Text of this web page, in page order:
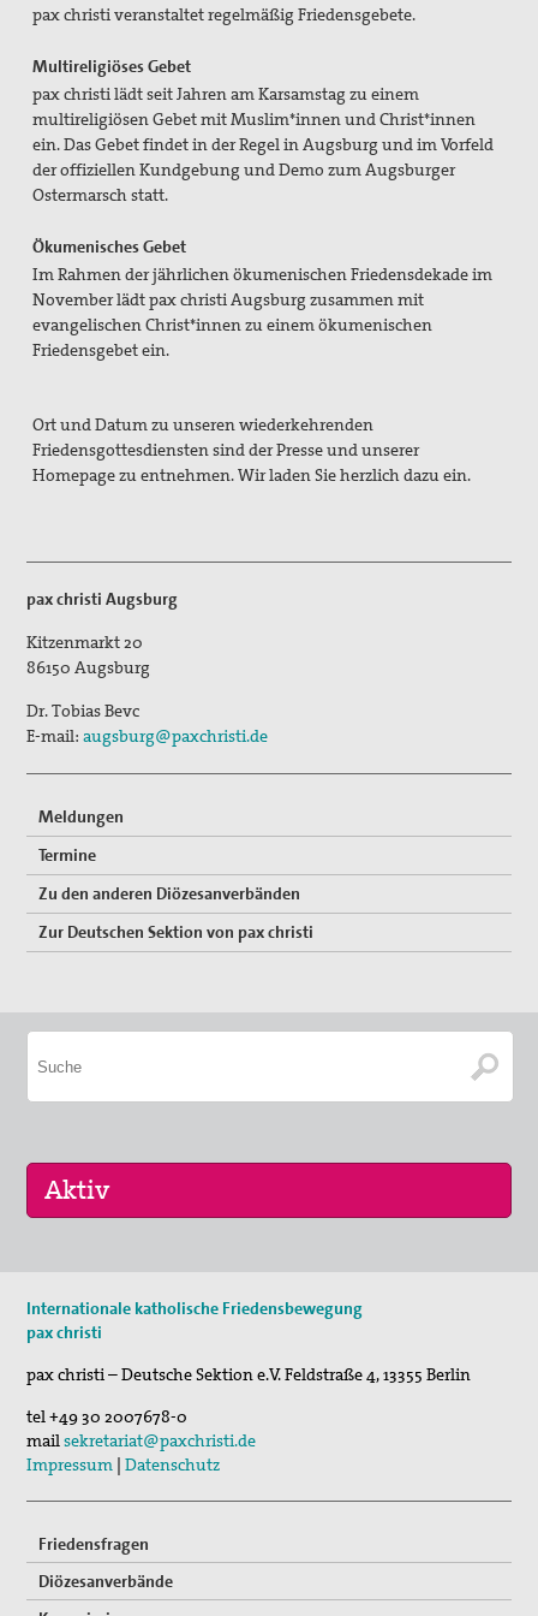
Aktivitäten/ Kampagnen/ Schwerpunkte
Aktion Aufschrei
Den Staat Palästina anerkennen!
Christlich-muslimischer Dialog
KDV Beratung
friedens räume
Leitungsteam
Pädagogisches Konzept
Publikationen
Lobbyarbeit
Spiritualität
Quartalgottesdienst mit pax christi
Ulrichsfriedensgottesdienst
Friedensgebete
Max Josef Metzger-Gedenken
Texte und Gebete
Presseberichte
Mitglied werden
Spenden
Wehrdienstes, KDV-Beratung
pax christi veranstaltet regelmäßig Friedensgebete.
Multireligiöses Gebet
pax christi lädt seit Jahren am Karsamstag zu einem
multireligiösen Gebet mit Muslim*innen und Christ*innen
ein. Das Gebet findet in der Regel in Augsburg und im Vorfeld
der offiziellen Kundgebung und Demo zum Augsburger
Ostermarsch statt.
Ökumenisches Gebet
Im Rahmen der jährlichen ökumenischen Friedensdekade im
November lädt pax christi Augsburg zusammen mit
evangelischen Christ*innen zu einem ökumenischen
Friedensgebet ein.
Ort und Datum zu unseren wiederkehrenden
Friedensgottesdiensten sind der Presse und unserer
Homepage zu entnehmen. Wir laden Sie herzlich dazu ein.
pax christi Augsburg
Kitzenmarkt 20
86150 Augsburg
Dr. Tobias Bevc
E-mail:augsburg@paxchristi.de
Meldungen
Termine
Zu den anderen Diözesanverbänden
Zur Deutschen Sektion von pax christi
„Menschen der Gewaltfreiheit – erinnert in Ze…
Roter Faden Frieden-Generationsübergreifende …
Internationale katholische Friedensbewegung
pax christi
pax christi – Deutsche Sektion e.V.Feldstraße 4,13355 Berlin
tel+49 30 2007678-0
mailsekretariat@paxchristi.de
Impressum |Datenschutz
Friedensfragen
Diözesanverbände